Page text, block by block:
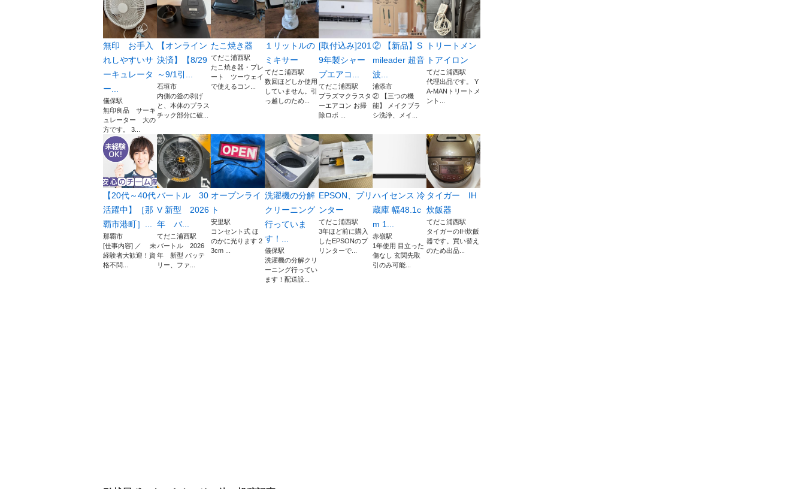
無印 お手入
れしやすいサ
ーキュレータ
ー...
儀保駅
無印良品 サーキ
ュレーター 大の
方です。 3...
【オンライン
決済】【8/29
～9/1引...
石垣市
内側の釜の剥げ
と、本体のプラス
チック部分に破...
たこ焼き器
てだこ浦西駅
たこ焼き器・プレ
ート ツーウェイ
で使えるコン...
１リットルの
ミキサー
てだこ浦西駅
数回ほどしか使用
していません。引
っ越しのため...
[取付込み]201
9年製シャー
プエアコ...
てだこ浦西駅
プラズマクラスタ
ーエアコン お掃
除ロボ ...
② 【新品】S
mileader 超音
波...
浦添市
② 【三つの機
能】 メイクブラ
シ洗浄、メイ...
トリートメン
トアイロン
てだこ浦西駅
代理出品です。 Y
A-MANトリートメ
ント...
【20代～40代
活躍中】［那
覇市港町］...
那覇市
[仕事内容] ／ 未
経験者大歓迎！資
格不問...
バートル 30
V 新型 2026
年 バ...
てだこ浦西駅
バートル 2026
年 新型 バッテ
リー、ファ...
オープンライ
ト
安里駅
コンセント式 ほ
のかに光ります 2
3cm ...
洗濯機の分解
クリーニング
行っていま
す！...
儀保駅
洗濯機の分解クリ
ーニング行ってい
ます！配送設...
EPSON、プリ
ンター
てだこ浦西駅
3年ほど前に購入
したEPSONのプ
リンターで...
ハイセンス 冷
蔵庫 幅48.1c
m 1...
赤嶺駅
1年使用 目立った
傷なし 玄関先取
引のみ可能...
タイガー IH
炊飯器
てだこ浦西駅
タイガーのIH炊飯
器です。買い替え
のため出品...